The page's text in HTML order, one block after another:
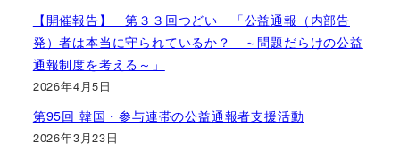
【開催報告】 第３３回つどい 「公益通報（内部告
発）者は本当に守られているか？ ～問題だらけの公益
通報制度を考える～」
2026年4月5日
第95回 韓国・参与連帯の公益通報者支援活動
2026年3月23日